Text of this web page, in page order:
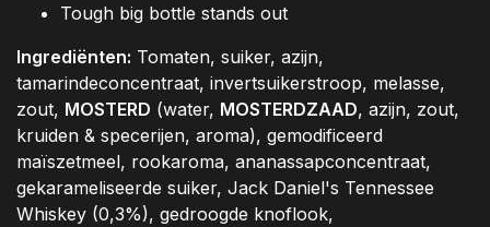
Tough big bottle stands out
Ingrediënten: Tomaten, suiker, azijn,
tamarindeconcentraat, invertsuikerstroop, melasse,
zout, MOSTERD (water, MOSTERDZAAD, azijn, zout,
kruiden & specerijen, aroma), gemodificeerd
maïszetmeel, rookaroma, ananassapconcentraat,
gekarameliseerde suiker, Jack Daniel's Tennessee
Whiskey (0,3%), gedroogde knoflook,